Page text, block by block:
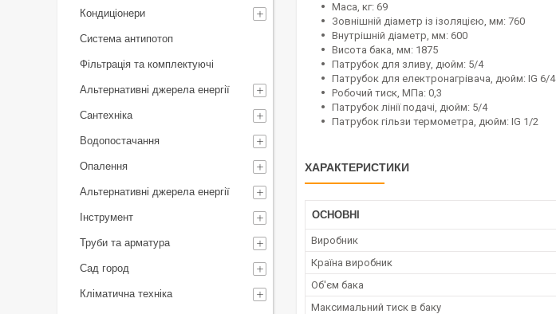
Маса, кг: 69
Зовнішній діаметр із ізоляцією, мм: 760
Внутрішній діаметр, мм: 600
Висота бака, мм: 1875
Патрубок для зливу, дюйм: 5/4
Патрубок для електронагрівача, дюйм: IG 6/4
Робочий тиск, МПа: 0,3
Патрубок лінії подачі, дюйм: 5/4
Патрубок гільзи термометра, дюйм: IG 1/2
ХАРАКТЕРИСТИКИ
ОСНОВНІ
Виробник
Країна виробник
Об'єм бака
Максимальний тиск в баку
Кондиціонери
Система антипотоп
Фільтрація та комплектуючі
Альтернативні джерела енергії
Сантехніка
Водопостачання
Опалення
Альтернативні джерела енергії
Інструмент
Труби та арматура
Сад город
Кліматична техніка